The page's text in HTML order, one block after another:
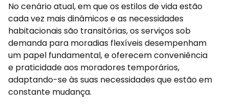
No cenário atual, em que os estilos de vida estão
cada vez mais dinâmicos e as necessidades
habitacionais são transitórias, os serviços sob
demanda para moradias flexíveis desempenham
um papel fundamental, e oferecem conveniência
e praticidade aos moradores temporários,
adaptando-se às suas necessidades que estão em
constante mudança.